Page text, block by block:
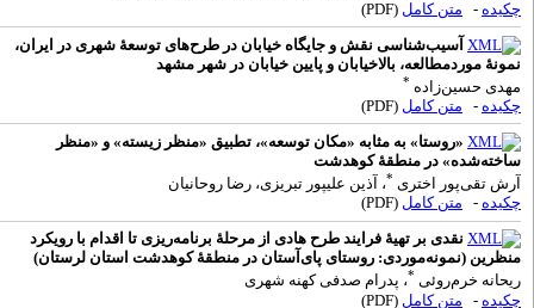
متن کامل
(PDF)
آسیب‌شناسی نقش و جایگاه خیابان در طرح‌های توسعۀ شهری در ایران،
بالاخیابان و پایین خیابان در شهر مشهد
متن کامل
(PDF)
«روستا» به مثابه «مکان توسعه»، تطبیق «منظر زیسته» و «منظر
در منطقۀ کوهدشت
اختری ، آذین علیپور تبریزی، رضا روحانیان
متن کامل
(PDF)
نقدی بر تهیۀ فرایند طرح هادی از مرحلۀ برنامه‌ریزی تا اقدام با رویکرد
(نمونه‌موردی: روستای پای‌آستان در منطقۀ کوهدشت استان لرستان)
*، پدرام صدفی کهنه شهری
متن کامل
(PDF)